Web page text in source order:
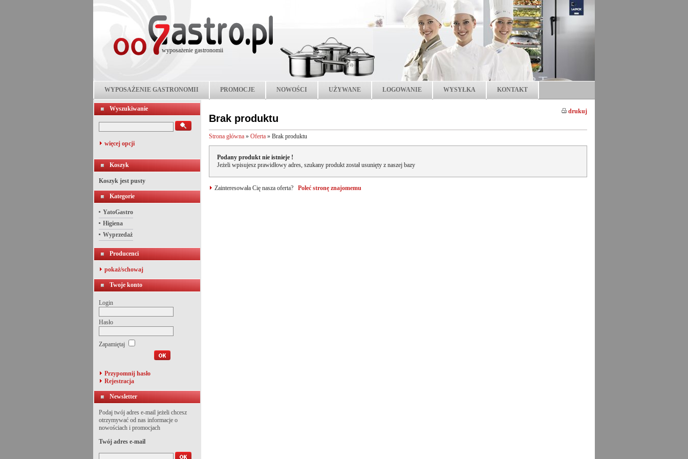
wyposażenie gastronomii
WYPOSAŻENIE GASTRONOMII PROMOCJE NOWOŚCI UŻYWANE LOGOWANIE WYSYŁKA KONTAKT
Wyszukiwanie
więcej opcji
Koszyk
Koszyk jest pusty
Kategorie
YatoGastro
Higiena
Wyprzedaż
Producenci
pokaż/schowaj
Twoje konto
Login
Hasło
Zapamiętaj
Przypomnij hasło
Rejestracja
Newsletter
Podaj twój adres e-mail jeżeli chcesz
otrzymywać od nas informacje o
nowościach i promocjach
Twój adres e-mail
drukuj
Brak produktu
Strona główna » Oferta » Brak produktu
Podany produkt nie istnieje !
Jeżeli wpisujesz prawidłowy adres, szukany produkt został usunięty z naszej bazy
Zainteresowała Cię nasza oferta? Poleć stronę znajomemu